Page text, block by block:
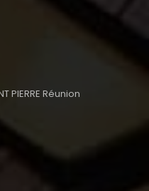
PIERRE Réunion